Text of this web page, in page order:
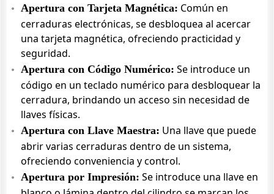
Apertura con Tarjeta Magnética: Común en
cerraduras electrónicas, se desbloquea al acercar
una tarjeta magnética, ofreciendo practicidad y
seguridad.
Apertura con Código Numérico: Se introduce un
código en un teclado numérico para desbloquear la
cerradura, brindando un acceso sin necesidad de
llaves físicas.
Apertura con Llave Maestra: Una llave que puede
abrir varias cerraduras dentro de un sistema,
ofreciendo conveniencia y control.
Apertura por Impresión: Se introduce una llave en